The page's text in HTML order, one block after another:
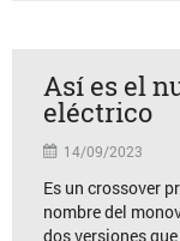
Así es el
eléctrico
14/09/2023
Es un crossover
nombre del
dos versiones